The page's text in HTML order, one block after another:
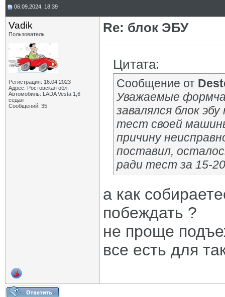
06.09.2024, 18:39
Vadik
Пользователь
Регистрация: 16.04.2023
Адрес: Ростовская обл.
Автомобиль: LADA Vesta 1,6
седан
Сообщений: 35
Re: блок ЭБУ
Цитата:
Сообщение от
Уважаемые
завалялся блок
тест своей
причину
поставил,
ради тест за 15-
а как
побеждать ?
не проще
все есть для